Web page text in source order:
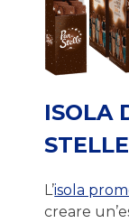
ISOLA
STELLE
L’isola
creare